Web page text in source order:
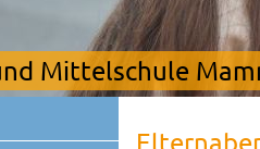
Mittelschule